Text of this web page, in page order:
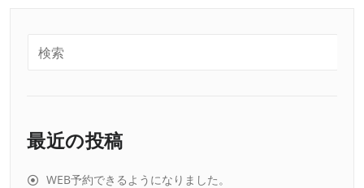
最近の投稿
WEB予約できるようになりました。